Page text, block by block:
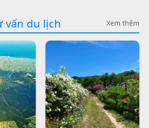
vấn du lịch Xem thêm